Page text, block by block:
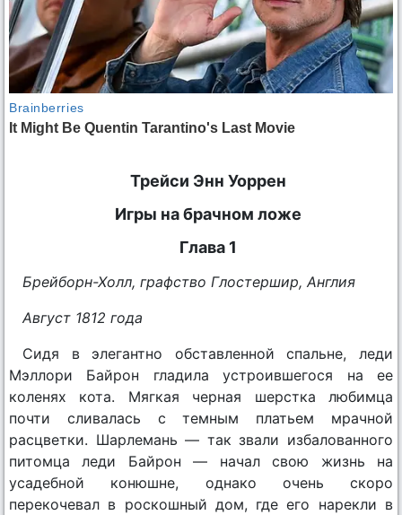
Трейси Энн Уоррен
Игры на брачном ложе
Глава 1
Брейборн-Холл, графство Глостершир, Англия
Август 1812 года
Сидя в элегантно обставленной спальне, леди
Мэллори Байрон гладила устроившегося на ее
коленях кота. Мягкая черная шерстка любимца
почти сливалась с темным платьем мрачной
расцветки. Шарлемань — так звали избалованного
питомца леди Байрон — начал свою жизнь на
усадебной конюшне, однако очень скоро
перекочевал в роскошный дом, где его нарекли в